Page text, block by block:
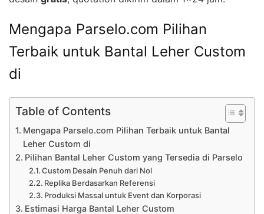
Mengapa Parselo.com Pilihan
Terbaik untuk Bantal Leher Custom
di
Table of Contents
Mengapa Parselo.com Pilihan Terbaik untuk Bantal
Leher Custom di
Pilihan Bantal Leher Custom yang Tersedia di Parselo
Custom Desain Penuh dari Nol
Replika Berdasarkan Referensi
Produksi Massal untuk Event dan Korporasi
Estimasi Harga Bantal Leher Custom